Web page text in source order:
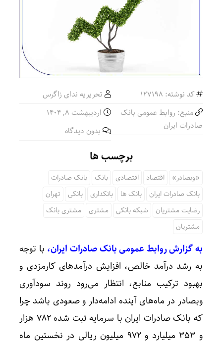
کد نوشته: 127198
تحریریه ندای زاگرس
منبع: روابط عمومی بانک
صادرات ایران
اردیبهشت ۸, ۱۴۰۴
بدون دیدگاه
برچسب ها
«وبصادر» اقتصاد اقتصادی بانک
بانک صادرات
بانک صادرات ایران
بانک ها بانکداری بانکی
تهران
رضایت مشتریان
شبکه بانکی مشتری
مشتری بانک
مشتریان
به گزارش روابط عمومی بانک صادرات ایران، با توجه
به رشد درآمد خالص، افزایش درآمدهای کارمزدی و
بهبود ترکیب منابع، انتظار می‌رود روند سودآوری
وبصادر در ماه‌های آینده ادامه‌دار و صعودی باشد چرا
که بانک صادرات ایران با سرمایه ثبت شده ۷۸۲ هزار
و ۳۵۳ میلیارد و ۹۷۲ میلیون ریالی در نخستین ماه